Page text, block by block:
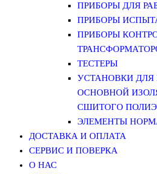
ПРИБОРЫ ДЛЯ
ПРИБОРЫ
ПРИБОРЫ
ТЕСТЕРЫ
УСТАНОВКИ
ОСНОВНОЙ
СШИТОГО
ЭЛЕМЕНТЫ
ДОСТАВКА И ОПЛАТА
СЕРВИС И ПОВЕРКА
О НАС